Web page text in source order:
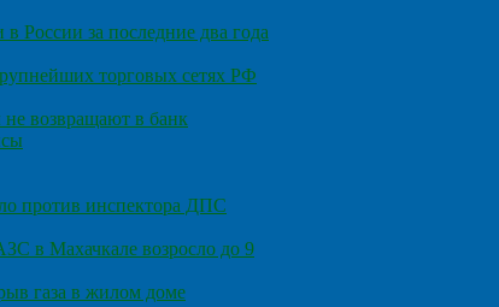
России за последние два года
торговых сетях РФ
возвращают в банк
против инспектора ДПС
в Махачкале возросло до 9
газа в жилом доме